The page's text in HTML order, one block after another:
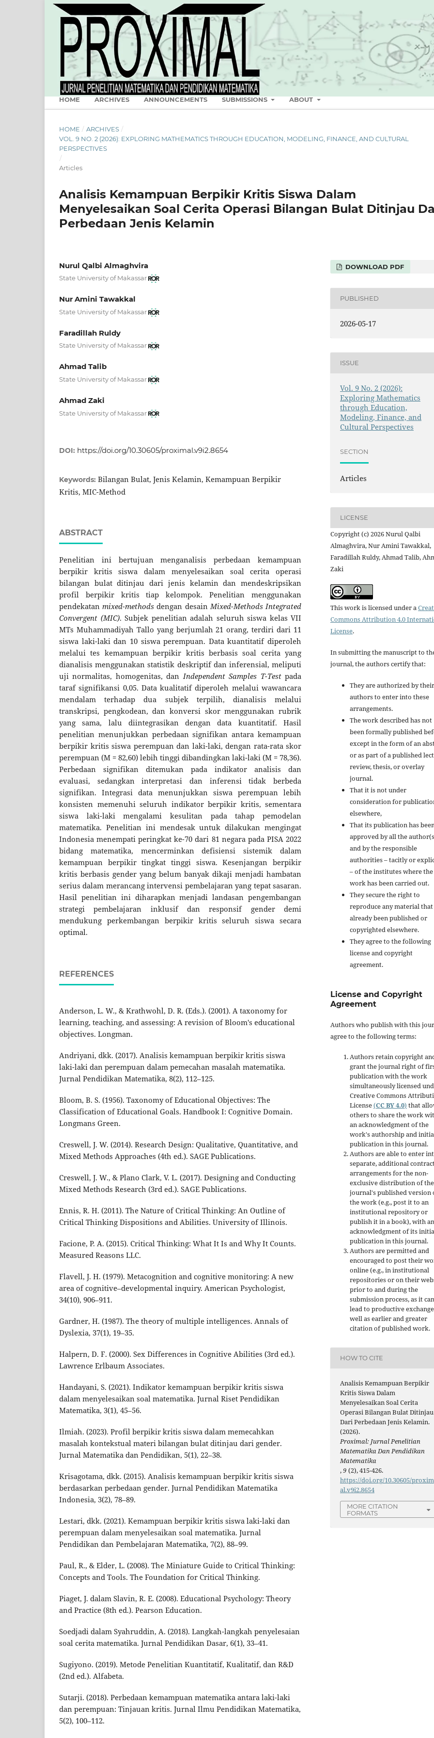
HOME ARCHIVES ANNOUNCEMENTS SUBMISSIONS ABOUT
HOME / ARCHIVES /
VOL. 9 NO. 2 (2026): EXPLORING MATHEMATICS THROUGH EDUCATION, MODELING, FINANCE, AND CULTURAL
PERSPECTIVES
/
Articles
Analisis Kemampuan Berpikir Kritis Siswa Dalam
Menyelesaikan Soal Cerita Operasi Bilangan Bulat Ditinjau
Perbedaan Jenis Kelamin
Nurul Qalbi Almaghvira
State University of Makassar
Nur Amini Tawakkal
State University of Makassar
Faradillah Ruldy
State University of Makassar
Ahmad Talib
State University of Makassar
Ahmad Zaki
State University of Makassar
DOI: https://doi.org/10.30605/proximal.v9i2.8654
Keywords: Bilangan Bulat, Jenis Kelamin, Kemampuan Berpikir
Kritis, MIC-Method
ABSTRACT
Penelitian ini bertujuan menganalisis perbedaan kemampuan
berpikir kritis siswa dalam menyelesaikan soal cerita operasi
bilangan bulat ditinjau dari jenis kelamin dan mendeskripsikan
profil berpikir kritis tiap kelompok. Penelitian menggunakan
pendekatan mixed-methodsdengan desain Mixed-Methods Integrated
Convergent (MIC). Subjek penelitian adalah seluruh siswa kelas VII
MTs Muhammadiyah Tallo yang berjumlah 21 orang, terdiri dari 11
siswa laki-laki dan 10 siswa perempuan. Data kuantitatif diperoleh
melalui tes kemampuan berpikir kritis berbasis soal cerita yang
dianalisis menggunakan statistik deskriptif dan inferensial, meliputi
uji normalitas, homogenitas, dan Independent Samples T-Testpada
taraf signifikansi 0,05. Data kualitatif diperoleh melalui wawancara
mendalam terhadap dua subjek terpilih, dianalisis melalui
transkripsi, pengkodean, dan konversi skor menggunakan rubrik
yang sama, lalu diintegrasikan dengan data kuantitatif. Hasil
penelitian menunjukkan perbedaan signifikan antara kemampuan
berpikir kritis siswa perempuan dan laki-laki, dengan rata-rata skor
perempuan (M = 82,60) lebih tinggi dibandingkan laki-laki (M = 78,36).
Perbedaan signifikan ditemukan pada indikator analisis dan
evaluasi, sedangkan interpretasi dan inferensi tidak berbeda
signifikan. Integrasi data menunjukkan siswa perempuan lebih
konsisten memenuhi seluruh indikator berpikir kritis, sementara
siswa laki-laki mengalami kesulitan pada tahap pemodelan
matematika. Penelitian ini mendesak untuk dilakukan mengingat
Indonesia menempati peringkat ke-70 dari 81 negara pada PISA 2022
bidang matematika, mencerminkan defisiensi sistemik dalam
kemampuan berpikir tingkat tinggi siswa. Kesenjangan berpikir
kritis berbasis gender yang belum banyak dikaji menjadi hambatan
serius dalam merancang intervensi pembelajaran yang tepat sasaran.
Hasil penelitian ini diharapkan menjadi landasan pengembangan
strategi pembelajaran inklusif dan responsif gender demi
mendukung perkembangan berpikir kritis seluruh siswa secara
optimal.
REFERENCES
Anderson, L. W., & Krathwohl, D. R. (Eds.). (2001). A taxonomy for
learning, teaching, and assessing: A revision of Bloom's educational
objectives. Longman.
Andriyani, dkk. (2017). Analisis kemampuan berpikir kritis siswa
laki-laki dan perempuan dalam pemecahan masalah matematika.
Jurnal Pendidikan Matematika, 8(2), 112–125.
Bloom, B. S. (1956). Taxonomy of Educational Objectives: The
Classification of Educational Goals. Handbook I: Cognitive Domain.
Longmans Green.
Creswell, J. W. (2014). Research Design: Qualitative, Quantitative, and
Mixed Methods Approaches (4th ed.). SAGE Publications.
Creswell, J. W., & Plano Clark, V. L. (2017). Designing and Conducting
Mixed Methods Research (3rd ed.). SAGE Publications.
Ennis, R. H. (2011). The Nature of Critical Thinking: An Outline of
Critical Thinking Dispositions and Abilities. University of Illinois.
Facione, P. A. (2015). Critical Thinking: What It Is and Why It Counts.
Measured Reasons LLC.
Flavell, J. H. (1979). Metacognition and cognitive monitoring: A new
area of cognitive–developmental inquiry. American Psychologist,
34(10), 906–911.
Gardner, H. (1987). The theory of multiple intelligences. Annals of
Dyslexia, 37(1), 19–35.
Halpern, D. F. (2000). Sex Differences in Cognitive Abilities (3rd ed.).
Lawrence Erlbaum Associates.
Handayani, S. (2021). Indikator kemampuan berpikir kritis siswa
dalam menyelesaikan soal matematika. Jurnal Riset Pendidikan
Matematika, 3(1), 45–56.
Ilmiah. (2023). Profil berpikir kritis siswa dalam memecahkan
masalah kontekstual materi bilangan bulat ditinjau dari gender.
Jurnal Matematika dan Pendidikan, 5(1), 22–38.
Krisagotama, dkk. (2015). Analisis kemampuan berpikir kritis siswa
berdasarkan perbedaan gender. Jurnal Pendidikan Matematika
Indonesia, 3(2), 78–89.
Lestari, dkk. (2021). Kemampuan berpikir kritis siswa laki-laki dan
perempuan dalam menyelesaikan soal matematika. Jurnal
Pendidikan dan Pembelajaran Matematika, 7(2), 88–99.
Paul, R., & Elder, L. (2008). The Miniature Guide to Critical Thinking:
Concepts and Tools. The Foundation for Critical Thinking.
Piaget, J. dalam Slavin, R. E. (2008). Educational Psychology: Theory
and Practice (8th ed.). Pearson Education.
Soedjadi dalam Syahruddin, A. (2018). Langkah-langkah penyelesaian
soal cerita matematika. Jurnal Pendidikan Dasar, 6(1), 33–41.
Sugiyono. (2019). Metode Penelitian Kuantitatif, Kualitatif, dan R&D
(2nd ed.). Alfabeta.
Sutarji. (2018). Perbedaan kemampuan matematika antara laki-laki
dan perempuan: Tinjauan kritis. Jurnal Ilmu Pendidikan Matematika,
5(2), 100–112.
DOWNLOAD PDF
PUBLISHED
2026-05-17
ISSUE
Vol. 9 No. 2 (2026):
Exploring Mathematics
through Education,
Modeling, Finance, and
Cultural Perspectives
SECTION
Articles
LICENSE
Copyright (c) 2026 Nurul Qalbi
Almaghvira, Nur Amini Tawakkal,
Faradillah Ruldy, Ahmad Talib,
Zaki
This work is licensed under a
Commons Attribution 4.0
License.
In submitting the manuscript to
journal, the authors certify that:
They are authorized by
authors to enter into these
arrangements.
The work described has not
been formally published
except in the form of an
or as part of a published
review, thesis, or overlay
journal.
That it is not under
consideration for
elsewhere,
That its publication has
approved by all the
and by the responsible
authorities – tacitly or
– of the institutes where the
work has been carried out.
They secure the right to
reproduce any material that
already been published or
copyrighted elsewhere.
They agree to the following
license and copyright
agreement.
License and Copyright
Agreement
Authors who publish with this
agree to the following terms:
Authors retain copyright
grant the journal right of
publication with the work
simultaneously licensed
Creative Commons
License(CC BY 4.0) that
others to share the work
an acknowledgment of the
work's authorship and
publication in this journal.
Authors are able to enter
separate, additional
arrangements for the non-
exclusive distribution of the
journal's published version
the work (e.g., post it to an
institutional repository or
publish it in a book), with an
acknowledgment of its
publication in this journal.
Authors are permitted and
encouraged to post their
online (e.g., in institutional
repositories or on their
prior to and during the
submission process, as it can
lead to productive
well as earlier and greater
citation of published work.
HOW TO CITE
Analisis Kemampuan Berpikir
Kritis Siswa Dalam
Menyelesaikan Soal Cerita
Operasi Bilangan Bulat Ditinjau
Dari Perbedaan Jenis Kelamin.
(2026).
Proximal: Jurnal Penelitian
Matematika Dan Pendidikan
Matematika
,9 (2), 415-426.
https://doi.org/10.30605/proxim
al.v9i2.8654
MORE CITATION
FORMATS